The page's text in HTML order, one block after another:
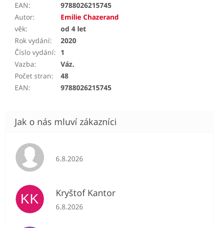
EAN:
9788026215745
Autor:
Emilie Chazerand
věk:
od 4 let
Rok vydání:
2020
Číslo vydání:
1
Vazba:
Váz.
Počet stran:
48
EAN: 9788026215745
Hodnocení obchodu je 5 z 5 hvězdiček.
6.8.2026
KK Kryštof Kantor
Hodnocení obchodu je 5 z 5 hvězdiček.
6.8.2026